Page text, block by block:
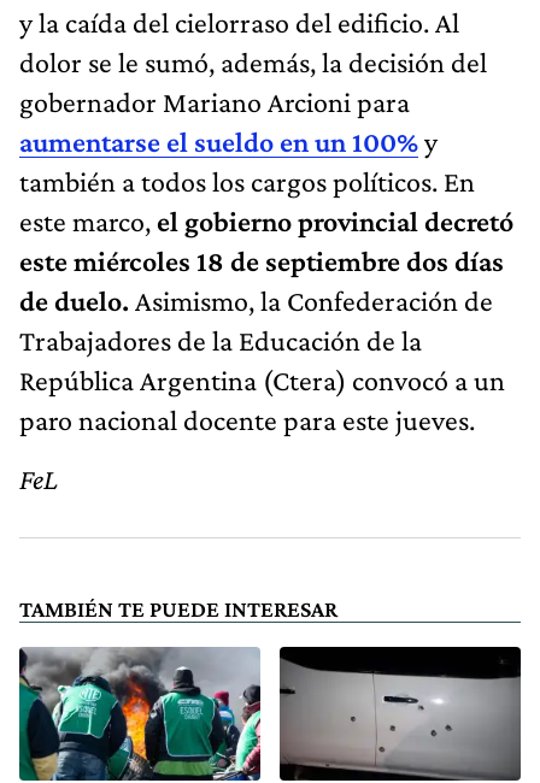
y la caída del cielorraso del edificio. Al
dolor se le sumó, además, la decisión del
gobernador Mariano Arcioni para
aumentarse el sueldo en un 100%y
también a todos los cargos políticos. En
este marco, el gobierno provincial decretó
este miércoles 18 de septiembre dos días
de duelo. Asimismo, la Confederación de
Trabajadores de la Educación de la
República Argentina (Ctera) convocó a un
paro nacional docente para este jueves.
FeL
TAMBIÉN TE PUEDE INTERESAR